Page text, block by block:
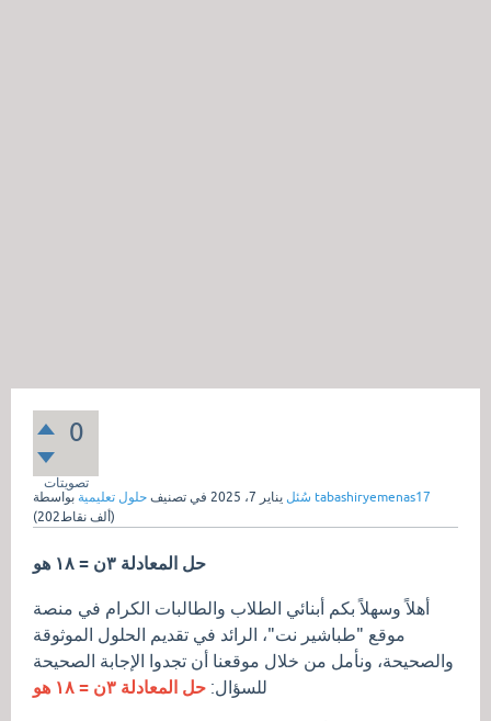
0
تصويتات
سُئل يناير 7، 2025 في تصنيف حلول تعليمية
tabashiryemenas17
(
202ألف نقاط)
حل المعادلة ٣ن = ١٨ هو
أهلاً وسهلاً بكم أبنائي الطلاب والطالبات الكرام في منصة
موقع "طباشير نت"، الرائد في تقديم الحلول الموثوقة
والصحيحة، ونأمل من خلال موقعنا أن تجدوا الإجابة الصحيحة
للسؤال: حل المعادلة ٣ن = ١٨ هو